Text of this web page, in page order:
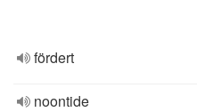
fördert
noontide